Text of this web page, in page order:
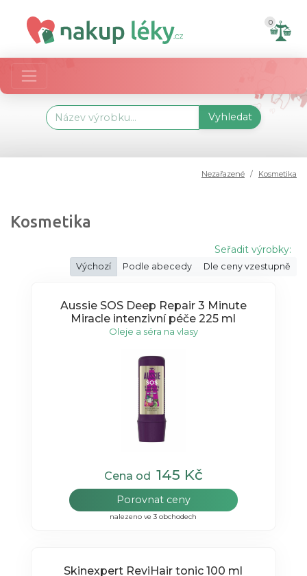
0
Vyhledat
Nezařazené Kosmetika
Kosmetika
Seřadit výrobky:
Výchozí Podle abecedy Dle ceny vzestupně
Aussie SOS Deep Repair 3 Minute
Miracle intenzivní péče 225 ml
Oleje a séra na vlasy
Cena od 145 Kč
Porovnat ceny
nalezeno ve 3 obchodech
Skinexpert ReviHair tonic 100 ml